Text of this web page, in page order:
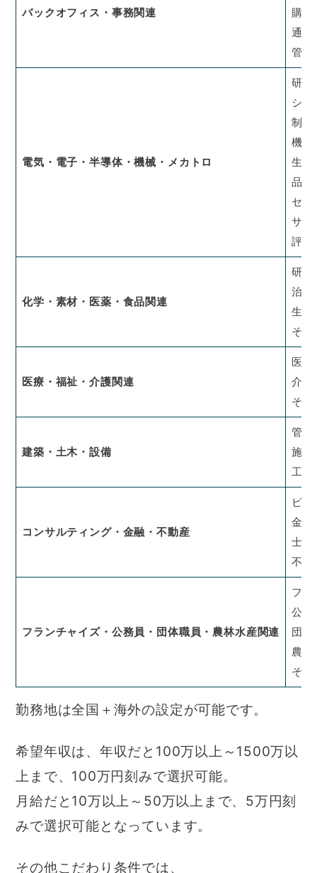
バックオフィス・事務関連
購買
通訳
管理
電気・電子・半導体・機械・メカトロ
研究
シ
制御
機械
生産
品質
セー
サー
評価
化学・素材・医薬・食品関連
研究
治験
生産
そ
医療・福祉・介護関連
医
介護
そ
建築・土木・設備
管理
施工
工事
コンサルティング・金融・不動産
ビ
金融
士業
不動
フランチャイズ・公務員・団体職員・農林水産関連
フ
公務
団体
農林
その
勤務地は全国＋海外の設定が可能です。
希望年収は、年収だと100万以上～1500万以
上まで、100万円刻みで選択可能。
月給だと10万以上～50万以上まで、5万円刻
みで選択可能となっています。
その他こだわり条件では、